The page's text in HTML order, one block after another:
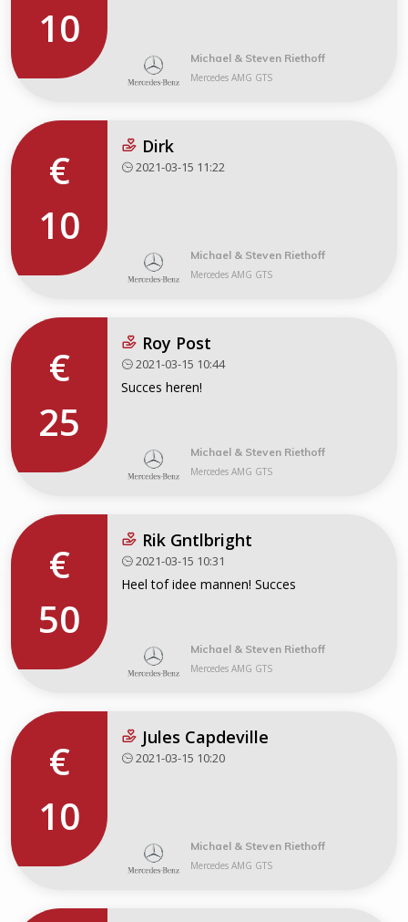
10
Michael & Steven Riethoff
Mercedes AMG GTS
€
10
Dirk
2021-03-15 11:22
Michael & Steven Riethoff
Mercedes AMG GTS
€
25
Roy Post
2021-03-15 10:44
Succes heren!
Michael & Steven Riethoff
Mercedes AMG GTS
€
50
Rik Gntlbright
2021-03-15 10:31
Heel tof idee mannen! Succes
Michael & Steven Riethoff
Mercedes AMG GTS
€
10
Jules Capdeville
2021-03-15 10:20
Michael & Steven Riethoff
Mercedes AMG GTS